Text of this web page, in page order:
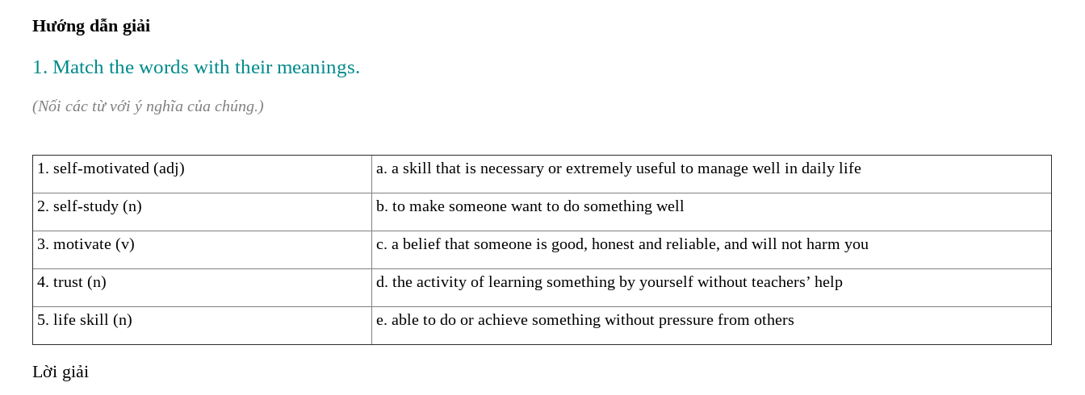
Hướng dẫn giải
1. Match the words with their meanings.
(Nối các từ với ý nghĩa của chúng.)
1. self-motivated (adj) a. a skill that is necessary or extremely useful to manage well in daily life
2. self-study (n) b. to make someone want to do something well
3. motivate (v) c. a belief that someone is good, honest and reliable, and will not harm you
4. trust (n) d. the activity of learning something by yourself without teachers’ help
5. life skill (n) e. able to do or achieve something without pressure from others
Lời giải